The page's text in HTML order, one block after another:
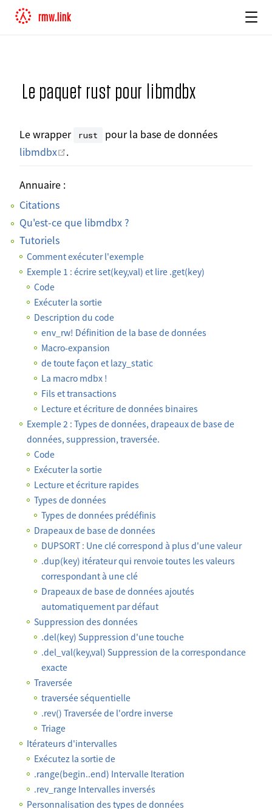
rmw.link
Le paquet rust pour libmdbx
Le wrapper rust
pour la base de données
libmdbx
Ouvrir dans une nouvelle fenêtre
.
Annuaire :
Citations
Qu'est-ce que libmdbx ?
Tutoriels
Comment exécuter l'exemple
Exemple 1 : écrire set(key,val) et lire .get(key)
Code
Exécuter la sortie
Description du code
env_rw! Définition de la base de données
Macro-expansion
de toute façon et lazy_static
La macro mdbx !
Fils et transactions
Lecture et écriture de données binaires
Exemple 2 : Types de données, drapeaux de base de
données, suppression, traversée.
Code
Exécuter la sortie
Lecture et écriture rapides
Types de données
Types de données prédéfinis
Drapeaux de base de données
DUPSORT : Une clé correspond à plus d'une valeur
.dup(key) itérateur qui renvoie toutes les valeurs
correspondant à une clé
Drapeaux de base de données ajoutés
automatiquement par défaut
Suppression des données
.del(key) Suppression d'une touche
.del_val(key,val) Suppression de la correspondance
exacte
Traversée
traversée séquentielle
.rev() Traversée de l'ordre inverse
Triage
Itérateurs d'intervalles
Exécutez la sortie de
.range(begin..end) Intervalle Iteration
.rev_range Intervalles inversés
Personnalisation des types de données